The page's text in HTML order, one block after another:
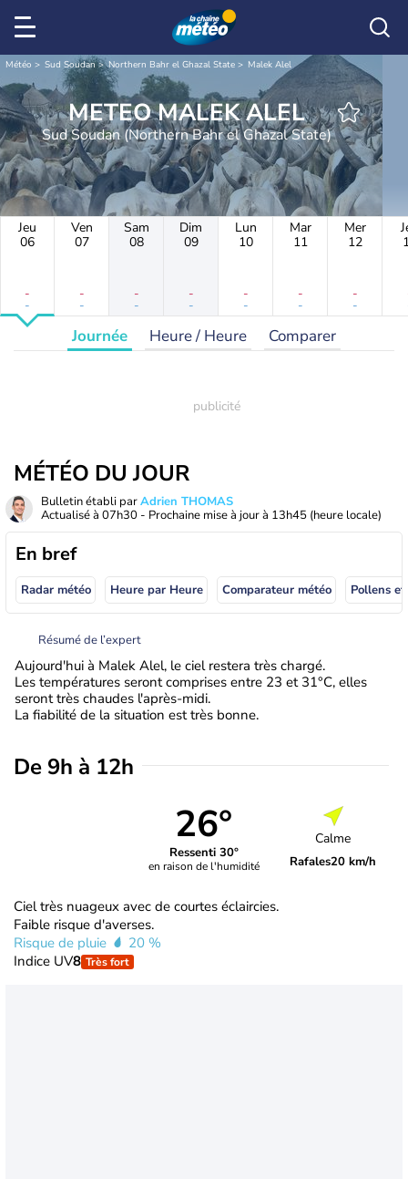
Météo Sud Soudan Northern Bahr el Ghazal State Malek Alel
METEO MALEK ALEL
Sud Soudan (Northern Bahr el Ghazal State)
Jeu
06
-
-
Ven
07
-
-
Sam
08
-
-
Dim
09
-
-
Lun
10
-
-
Mar
11
-
-
Mer
12
-
-
Journée Heure / Heure Comparer
MÉTÉO DU JOUR
Bulletin établi parAdrien THOMAS
Actualisé à 07h30 - Prochaine mise à jour à 13h45 (heure locale)
En bref
Radar météo Heure par Heure Comparateur météo Pollens
Résumé de l’expert
Aujourd'hui à Malek Alel, le ciel restera très chargé.
Les températures seront comprises entre 23 et 31°C, elles
seront très chaudes l'après-midi.
La fiabilité de la situation est très bonne.
De 9h à 12h
26°
Ressenti 30°
en raison de l'humidité
Calme
Rafales20 km/h
Ciel très nuageux avec de courtes éclaircies.
Faible risque d'averses.
Risque de pluie
20 %
Indice UV8 Très fort